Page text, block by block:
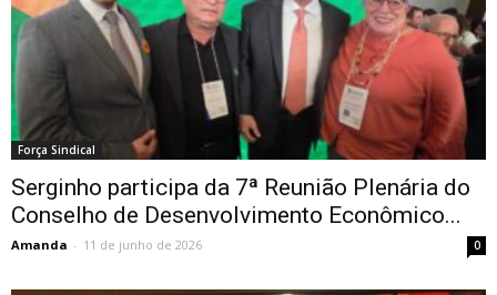
Força Sindical
Serginho participa da 7ª Reunião Plenária do
Conselho de Desenvolvimento Econômico...
Amanda - 11 de junho de 2026 0